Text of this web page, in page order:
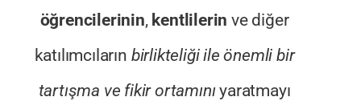
öğrencilerinin, kentlilerin ve diğer
katılımcıların birlikteliği ile önemli bir
tartışma ve fikir ortamınıyaratmayı